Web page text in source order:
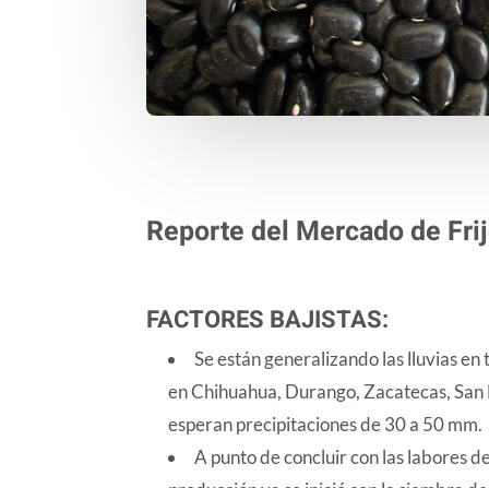
Reporte del Mercado de
FACTORES BAJISTAS:
Se están generalizando las lluvias
en Chihuahua, Durango, Zacatecas,
esperan precipitaciones de 30 a 50 mm.
A punto de concluir con las labores